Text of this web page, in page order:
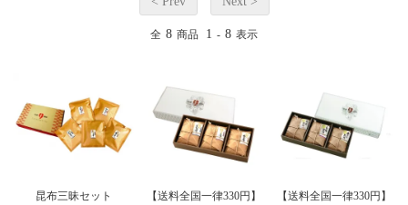
全 8 商品 1 - 8 表示
昆布三昧セット
【送料全国一律330円】
【送料全国一律330円】